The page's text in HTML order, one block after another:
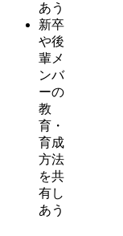
あう
新卒
や後
輩メ
ンバ
ーの
教
育・
育成
方法
を共
有し
あう